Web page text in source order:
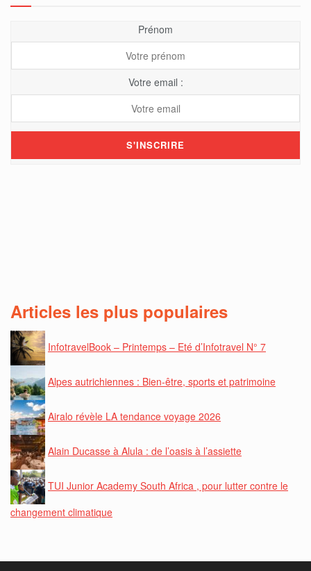
Prénom
Votre email :
Articles les plus populaires
InfotravelBook – Printemps – Eté d’Infotravel N° 7
Alpes autrichiennes : Bien-être, sports et patrimoine
Airalo révèle LA tendance voyage 2026
Alain Ducasse à Alula : de l’oasis à l’assiette
TUI Junior Academy South Africa , pour lutter contre le
changement climatique